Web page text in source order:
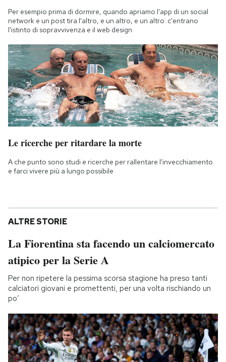
Per esempio prima di dormire, quando apriamo l'app di un social
network e un post tira l'altro, e un altro, e un altro: c'entrano
l'istinto di sopravvivenza e il web design
Le ricerche per ritardare la morte
A che punto sono studi e ricerche per rallentare l'invecchiamento
e farci vivere più a lungo possibile
ALTRE STORIE
La Fiorentina sta facendo un calciomercato
atipico per la Serie A
Per non ripetere la pessima scorsa stagione ha preso tanti
calciatori giovani e promettenti, per una volta rischiando un
po’